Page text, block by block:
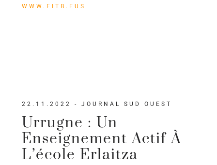
WWW.EITB.EUS
22.11.2022 - JOURNAL SUD OUEST
Urrugne : Un
Enseignement Actif À
L’école Erlaitza